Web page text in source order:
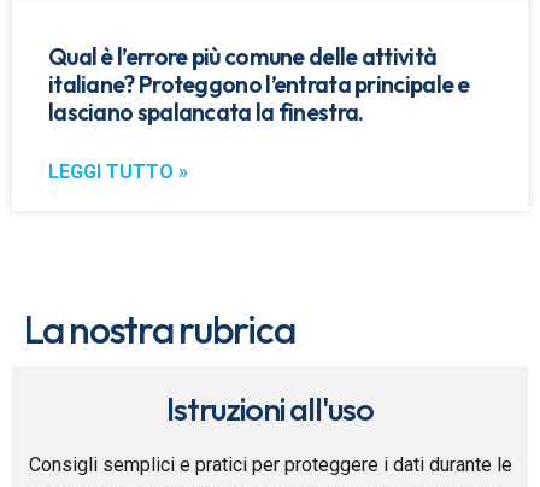
Qual è l’errore più comune delle attività
italiane? Proteggono l’entrata principale e
lasciano spalancata la finestra.
LEGGI TUTTO »
La nostra rubrica
Istruzioni all'uso
Consigli semplici e pratici per proteggere i dati durante le